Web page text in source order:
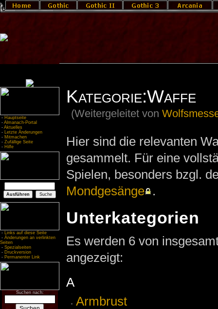
- Hauptseite
- Almanach-Portal
- Aktuelles
- Letzte Änderungen
- Mitmachen
- Zufällige Seite
- Hilfe
- Links auf diese Seite
- Änderungen an verlinkten
Seiten
- Spezialseiten
- Druckversion
- Permanenter Link
Suchen nach:
Kategorie:Waffe
(Weitergeleitet von
Hier sind die relevanten
gesammelt. Für eine
Spielen, besonders bzgl.
Mondgesänge
.
Unterkategorien
Es werden 6 von
angezeigt:
A
Armbrust